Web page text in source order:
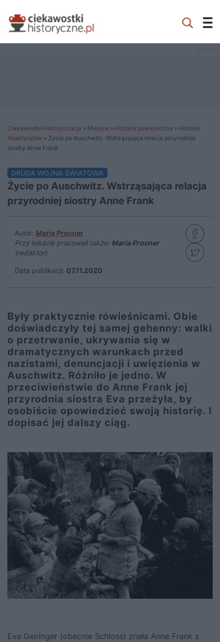
CiekawostkiHistoryczne.pl » Miejsce » Historia powszechna » Historia
Niderlandów » Życie po Auschwitz. Wstrząsająca relacja przyrodniej
siostry Anne Frank
DRUGA WOJNA ŚWIATOWA
Życie po Auschwitz. Wstrząsająca relacja
przyrodniej siostry Anne Frank
Autor: Maria Procner
Przy tekście pracowali także: Maria Procner
(redaktor)
Data publikacji: 07.11.2020
Były praktycznie rówieśnicami. Obie
doświadczyły tej samej gehenny: walki
o przetrwanie, ukrywania się w
dramatycznych warunkach przed
nazistami, denuncjacji i uwięzienia w
Auschwitz. Różniło je jedno. W
przeciwieństwie do Anne Frank jej
przyrodnia siostra Eva przeżyła, by
osobiście opowiedzieć swoją historię. I
dopisać jej dalszy ciąg.
Eva Geiringer (obecnie Schloss) znała Anne Frank z